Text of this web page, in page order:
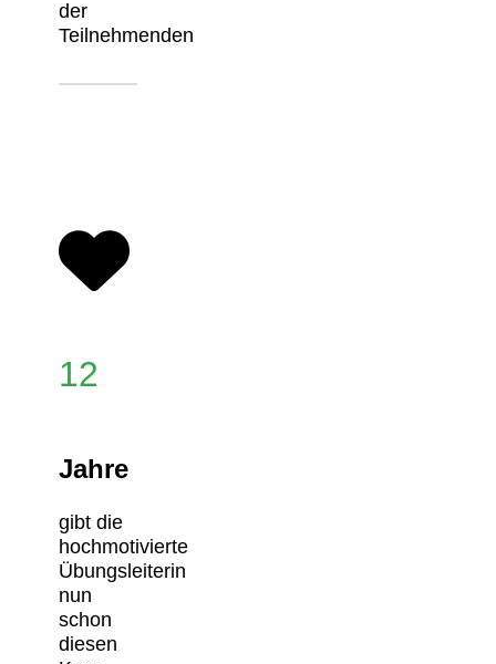
der
Teilnehmenden
12
Jahre
gibt die
hochmotivierte
Übungsleiterin
nun
schon
diesen